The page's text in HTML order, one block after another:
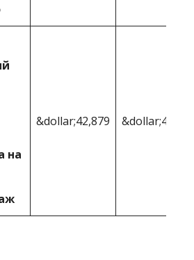
на
&dollar;42,879